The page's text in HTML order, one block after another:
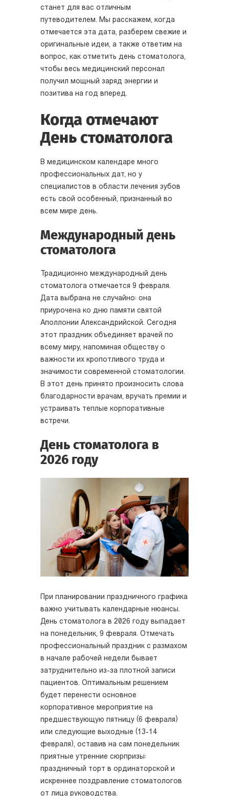
станет для вас отличным
путеводителем. Мы расскажем, когда
отмечается эта дата, разберем свежие и
оригинальные идеи, а также ответим на
вопрос, как отметить день стоматолога,
чтобы весь медицинский персонал
получил мощный заряд энергии и
позитива на год вперед.
Когда отмечают
День стоматолога
В медицинском календаре много
профессиональных дат, но у
специалистов в области лечения зубов
есть свой особенный, признанный во
всем мире день.
Международный день
стоматолога
Традиционно международный день
стоматолога отмечается 9 февраля.
Дата выбрана не случайно: она
приурочена ко дню памяти святой
Аполлонии Александрийской. Сегодня
этот праздник объединяет врачей по
всему миру, напоминая обществу о
важности их кропотливого труда и
значимости современной стоматологии.
В этот день принято произносить слова
благодарности врачам, вручать премии и
устраивать теплые корпоративные
встречи.
День стоматолога в
2026 году
При планировании праздничного графика
важно учитывать календарные нюансы.
День стоматолога в 2026 году выпадает
на понедельник, 9 февраля. Отмечать
профессиональный праздник с размахом
в начале рабочей недели бывает
затруднительно из-за плотной записи
пациентов. Оптимальным решением
будет перенести основное
корпоративное мероприятие на
предшествующую пятницу (6 февраля)
или следующие выходные (13-14
февраля), оставив на сам понедельник
приятные утренние сюрпризы:
праздничный торт в ординаторской и
искреннее поздравление стоматологов
от лица руководства.